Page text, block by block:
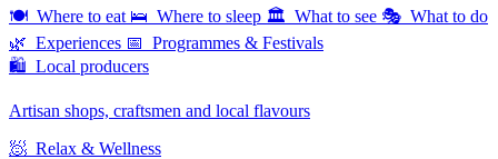
🍽 Where to eat 🛌 Where to sleep 🏛 What to see 🎭 What to do
🌿 Experiences 📅 Programmes & Festivals
🛍 Local producers
Artisan shops, craftsmen and local flavours
🧖 Relax & Wellness